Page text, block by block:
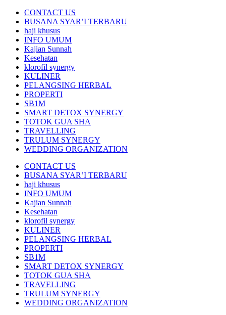
CONTACT US
BUSANA SYAR’I TERBARU
haji khusus
INFO UMUM
Kajian Sunnah
Kesehatan
klorofil synergy
KULINER
PELANGSING HERBAL
PROPERTI
SB1M
SMART DETOX SYNERGY
TOTOK GUA SHA
TRAVELLING
TRULUM SYNERGY
WEDDING ORGANIZATION
CONTACT US
BUSANA SYAR’I TERBARU
haji khusus
INFO UMUM
Kajian Sunnah
Kesehatan
klorofil synergy
KULINER
PELANGSING HERBAL
PROPERTI
SB1M
SMART DETOX SYNERGY
TOTOK GUA SHA
TRAVELLING
TRULUM SYNERGY
WEDDING ORGANIZATION